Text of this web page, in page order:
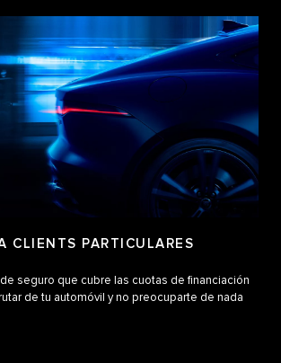
CLIENTS PARTICULARES
seguro que cubre las cuotas de financiación
de tu automóvil y no preocuparte de nada